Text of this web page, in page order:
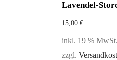
Lavendel-
15,00 €
inkl. 19 % MwSt.
zzgl.